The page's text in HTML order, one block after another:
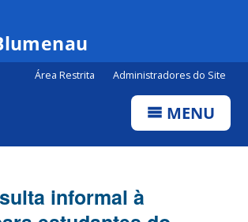
Área Restrita Administradores do Site
MENU
informal à